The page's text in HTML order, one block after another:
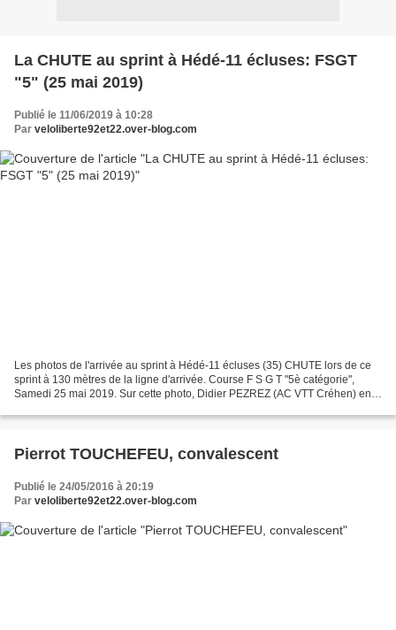
La CHUTE au sprint à Hédé-11 écluses: FSGT
"5" (25 mai 2019)
Publié le 11/06/2019 à 10:28
Par veloliberte92et22.over-blog.com
Les photos de l'arrivée au sprint à Hédé-11 écluses (35) CHUTE lors de ce
sprint à 130 mètres de la ligne d'arrivée. Course F S G T "5è catégorie",
Samedi 25 mai 2019. Sur cette photo, Didier PEZREZ (AC VTT Créhen) en
Pierrot TOUCHEFEU, convalescent
Publié le 24/05/2016 à 20:19
Par veloliberte92et22.over-blog.com